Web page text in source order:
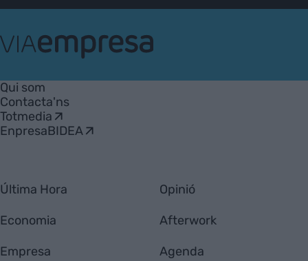
Empresa
Qui som
Contacta'ns
Totmedia
EnpresaBIDEA
Última Hora
Economia
Empresa
Opinió
Afterwork
Agenda